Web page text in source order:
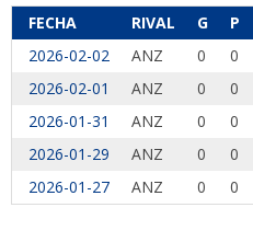
FECHA RIVAL G P
2026-02-02
ANZ 0 0
2026-02-01
ANZ 0 0
2026-01-31
ANZ 0 0
2026-01-29
ANZ 0 0
2026-01-27
ANZ 0 0